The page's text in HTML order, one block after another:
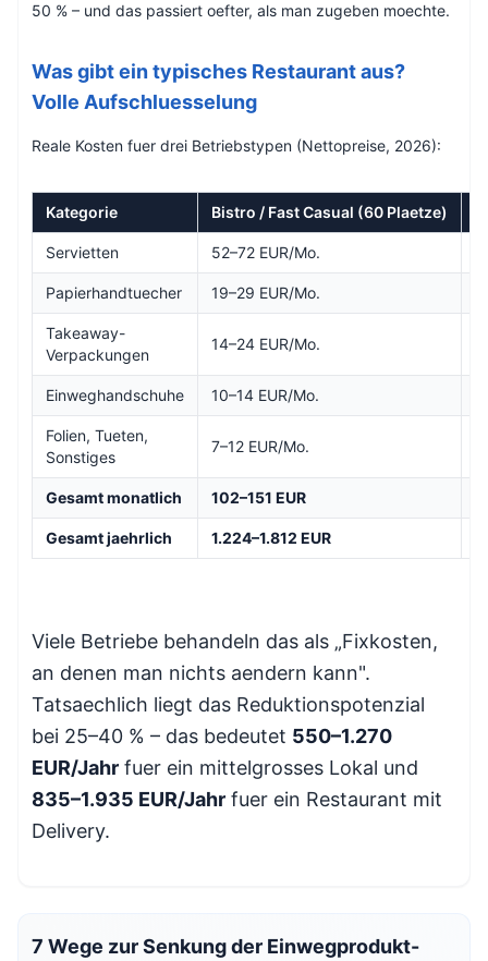
50 % – und das passiert oefter, als man zugeben moechte.
Was gibt ein typisches Restaurant aus?
Volle Aufschluesselung
Reale Kosten fuer drei Betriebstypen (Nettopreise, 2026):
Kategorie Bistro / Fast Casual (60 Plaetze)
Servietten 52–72 EUR/Mo.
Papierhandtuecher 19–29 EUR/Mo.
Takeaway-
Verpackungen
14–24 EUR/Mo.
Einweghandschuhe 10–14 EUR/Mo.
Folien, Tueten,
Sonstiges
7–12 EUR/Mo.
Gesamt monatlich 102–151 EUR
Gesamt jaehrlich 1.224–1.812 EUR
Viele Betriebe behandeln das als „Fixkosten,
an denen man nichts aendern kann".
Tatsaechlich liegt das Reduktionspotenzial
bei 25–40 % – das bedeutet 550–1.270
EUR/Jahr fuer ein mittelgrosses Lokal und
835–1.935 EUR/Jahr fuer ein Restaurant mit
Delivery.
7 Wege zur Senkung der Einwegprodukt-